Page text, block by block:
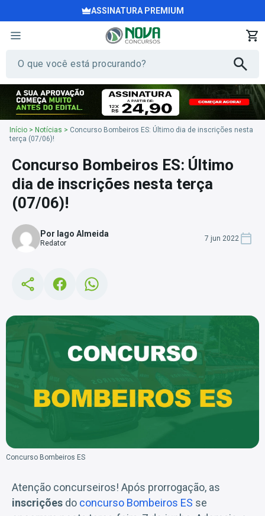
ASSINATURA PREMIUM
Início > Notícias > Concurso Bombeiros ES: Último dia de inscrições nesta
terça (07/06)!
Concurso Bombeiros ES: Último
dia de inscrições nesta terça
(07/06)!
Por Iago Almeida
Redator
7 jun 2022
Concurso Bombeiros ES
Atenção concurseiros! Após prorrogação, as
inscrições do concurso Bombeiros ES se